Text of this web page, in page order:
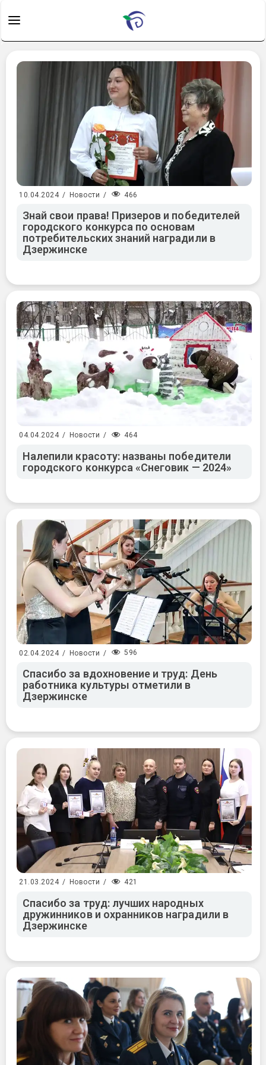
10.04.2024 / Новости / 466
Знай свои права! Призеров и победителей
городского конкурса по основам
потребительских знаний наградили в
Дзержинске
04.04.2024 / Новости / 464
Налепили красоту: названы победители
городского конкурса «Снеговик — 2024»
02.04.2024 / Новости / 596
Спасибо за вдохновение и труд: День
работника культуры отметили в
Дзержинске
21.03.2024 / Новости / 421
Спасибо за труд: лучших народных
дружинников и охранников наградили в
Дзержинске